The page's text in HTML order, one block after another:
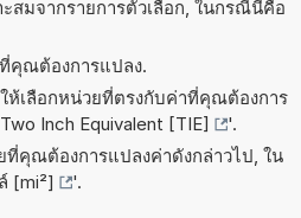
สมจากรายการตัวเลือก, ในกรณีนี้คือ
คุณต้องการแปลง.
ให้เลือกหน่วยที่ตรงกับค่าที่คุณต้องการ
Two Inch Equivalent [TIE]
'.
ที่คุณต้องการแปลงค่าดังกล่าวไป, ใน
[mi²] '.